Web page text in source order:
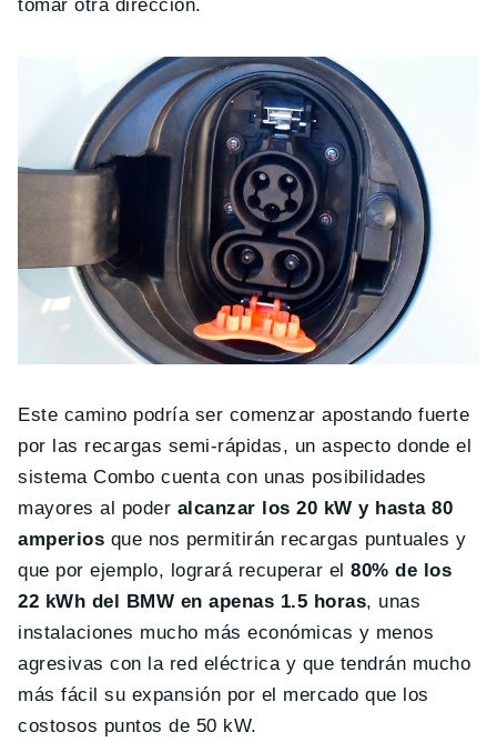
tomar otra dirección.
Este camino podría ser comenzar apostando fuerte
por las recargas semi-rápidas, un aspecto donde el
sistema Combo cuenta con unas posibilidades
mayores al poder alcanzar los 20 kW y hasta 80
amperios que nos permitirán recargas puntuales y
que por ejemplo, logrará recuperar el80% de los
22 kWh del BMW en apenas 1.5 horas, unas
instalaciones mucho más económicas y menos
agresivas con la red eléctrica y que tendrán mucho
más fácil su expansión por el mercado que los
costosos puntos de 50 kW.